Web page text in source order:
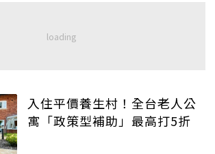
入住平價養生村！全台老人公
寓「政策型補助」最高打5折